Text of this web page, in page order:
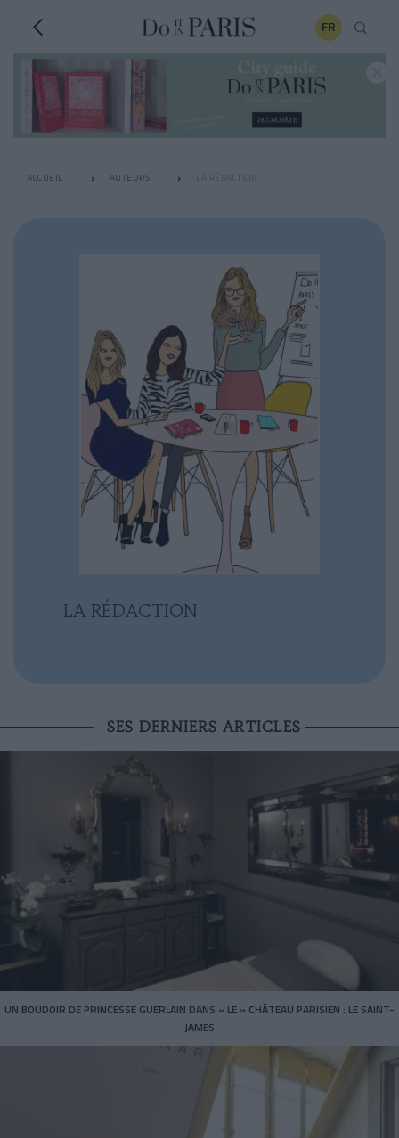
FR
ACCUEIL AUTEURS LA RÉDACTION
LA RÉDACTION
SES DERNIERS ARTICLES
UN BOUDOIR DE PRINCESSE GUERLAIN DANS « LE » CHÂTEAU PARISIEN : LE SAINT-
JAMES